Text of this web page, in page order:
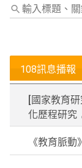
輸
入
鍵
按
108訊息播報
[國家教育
化歷程研究
《教育脈